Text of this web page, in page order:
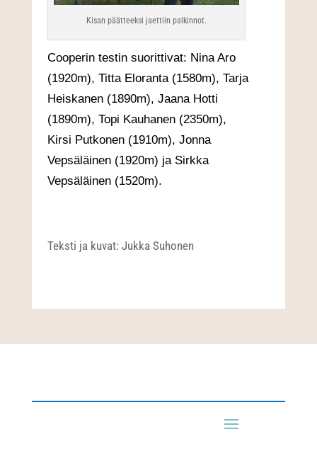
Kisan päätteeksi jaettiin palkinnot.
Cooperin testin suorittivat: Nina Aro
(1920m), Titta Eloranta (1580m), Tarja
Heiskanen (1890m), Jaana Hotti
(1890m), Topi Kauhanen (2350m),
Kirsi Putkonen (1910m), Jonna
Vepsäläinen (1920m) ja Sirkka
Vepsäläinen (1520m).
Teksti ja kuvat: Jukka Suhonen